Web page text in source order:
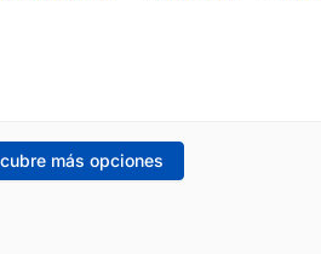
más opciones